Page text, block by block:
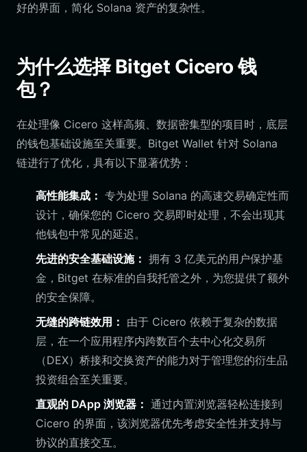
好的界面，简化 Solana 资产的复杂性。
为什么选择 Bitget Cicero 钱
包？
在处理像 Cicero 这样高频、数据密集型的项目时，底层
的钱包基础设施至关重要。Bitget Wallet 针对 Solana
链进行了优化，具有以下显著优势：
高性能集成： 专为处理 Solana 的高速交易确定性而
设计，确保您的 Cicero 交易即时处理，不会出现其
他钱包中常见的延迟。
先进的安全基础设施： 拥有 3 亿美元的用户保护基
金，Bitget 在标准的自我托管之外，为您提供了额外
的安全保障。
无缝的跨链效用： 由于 Cicero 依赖于复杂的数据
层，在一个应用程序内跨数百个去中心化交易所
（DEX）桥接和交换资产的能力对于管理您的衍生品
投资组合至关重要。
直观的 DApp 浏览器： 通过内置浏览器轻松连接到
Cicero 的界面，该浏览器优先考虑安全性并支持与
协议的直接交互。